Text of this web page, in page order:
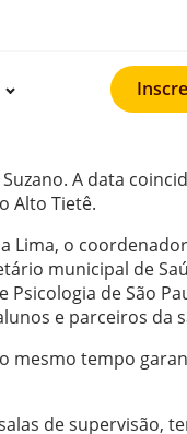
A data
Alto Tietê.
Lima, o
municipal de
Psicologia de São
e parceiros da
mesmo tempo
de supervisão,